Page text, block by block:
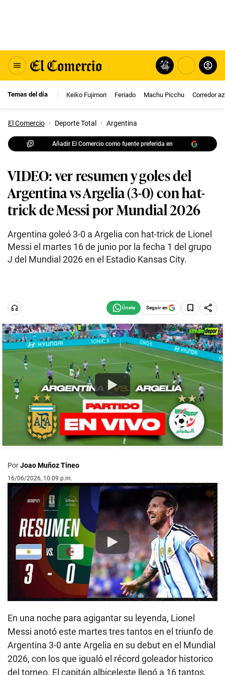
Temas del día Keiko Fujimori Feriado Machu Picchu Corredor
El Comercio · Deporte Total · Argentina
Añadir El Comercio como fuente preferida en
VIDEO: ver resumen y goles del
Argentina vs Argelia (3-0) con hat-
trick de Messi por Mundial 2026
Argentina goleó 3-0 a Argelia con hat-trick de Lionel
Messi el martes 16 de junio por la fecha 1 del grupo
J del Mundial 2026 en el Estadio Kansas City.
Seguir en
PorJoao Muñoz Tineo
16/06/2026, 10:09 p.m.
Play
En una noche para agigantar su leyenda, Lionel
Messi anotó este martes tres tantos en el triunfo de
Argentina 3-0 ante Argelia en su debut en el Mundial
2026, con los que igualó el récord goleador historico
del torneo. El capitán albiceleste llegó a 16 tantos,